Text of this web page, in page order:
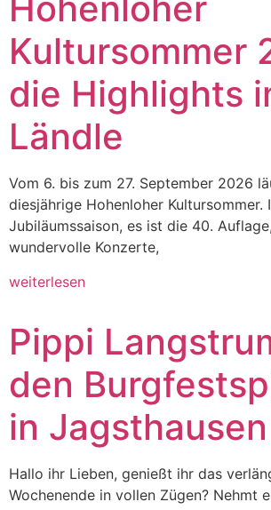
Hohenloher
Kultursommer
die Highlights
Ländle
Vom 6. bis zum 27. September 2026
diesjährige Hohenloher Kultursommer.
Jubiläumssaison, es ist die 40.
wundervolle Konzerte,
weiterlesen
Pippi
den
in Jagsthausen
Hallo ihr Lieben, genießt ihr das
Wochenende in vollen Zügen? Nehmt